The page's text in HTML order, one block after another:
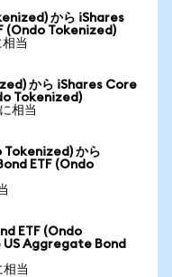
から iShares
(Ondo Tokenized)
当
から iShares Core
Tokenized)
相当
Tokenized) から
ETF (Ondo
ETF (Ondo
US Aggregate Bond
当